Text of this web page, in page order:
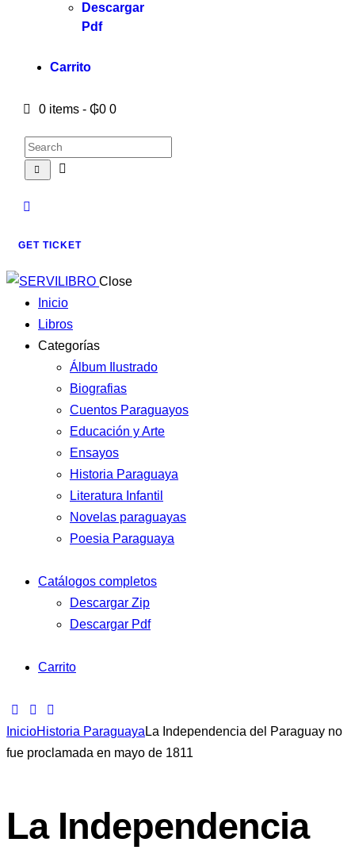
Descargar
Pdf
Carrito
0 items - ₲0 0
GET TICKET
Close
Inicio
Libros
Categorías
Álbum Ilustrado
Biografias
Cuentos Paraguayos
Educación y Arte
Ensayos
Historia Paraguaya
Literatura Infantil
Novelas paraguayas
Poesia Paraguaya
Catálogos completos
Descargar Zip
Descargar Pdf
Carrito
InicioHistoria Paraguaya La Independencia del Paraguay no
fue proclamada en mayo de 1811
La Independencia